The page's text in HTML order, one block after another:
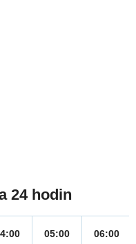
24 hodin
05:00 06:00